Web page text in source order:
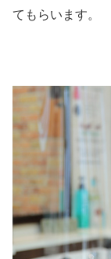
てもらいます。